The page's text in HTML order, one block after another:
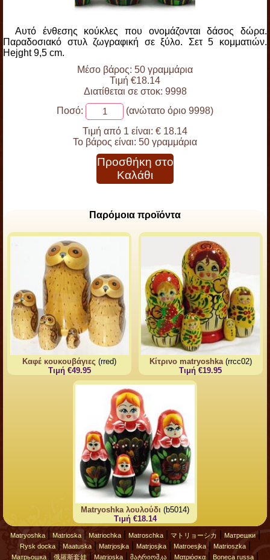
Αυτό ένθεσης κούκλες που ονομάζονται δάσος δώρα.
Παραδοσιακό στυλ ζωγραφική σε ξύλο. Σετ 5 κομματιών.
Hejght 9,5 cm.
Μέσο βάρος: 50 γραμμάρια
Τιμή €18.14
Διατίθεται σε στοκ: 9998
Ποσό:
(ανώτατο όριο 9998)
Τιμή από 1 είναι: € 18.14
Το βάρος είναι: 50 γραμμάρια
Προσθήκη στο
Καλάθι
Παρόμοια προϊόντα
Καφέ κουκουβάγιες (rred)
Τιμή €49.95
Κίτρινο matryoshka(rrcc02)
Τιμή €19.95
Matryoshka λουλούδι (b5014)
Τιμή €18.14
Matryoshka| Matrioska| Matriochka| Matroschka| マトリョーシカ Матрешки|
Rysk docka| Maatuska| Matrjosjka| Matrjosjka| Matroesjka| Matrioszka|
Матрьошка 俄羅斯套娃 Matrjoska მატრიოშკა Ματριόσκα Boneca russa